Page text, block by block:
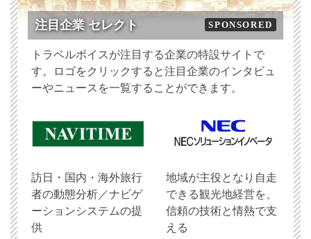
注目企業 セレクト SPONSORED
トラベルボイスが注目する企業の特設サイトで
す。ロゴをクリックすると注目企業のインタビュ
ーやニュースを一覧することができます。
訪日・国内・海外旅行
者の動態分析／ナビゲ
ーションシステムの提
供
地域が主役となり自走
できる観光地経営を、
信頼の技術と情熱で支
える